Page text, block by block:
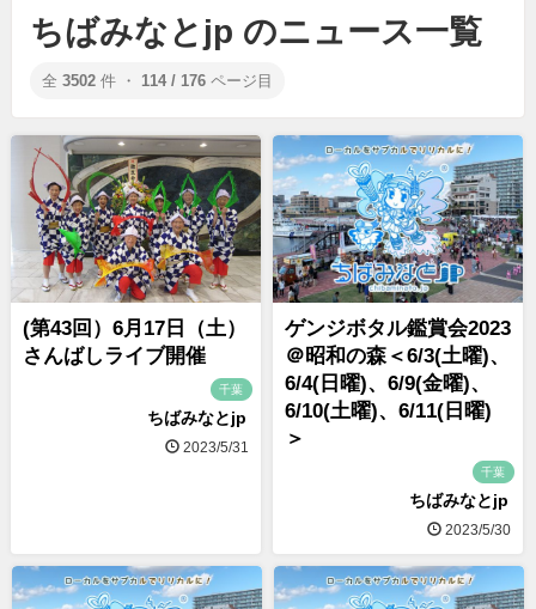
ちばみなとjp のニュース一覧
全 3502 件 ・ 114 / 176 ページ目
(第43回）6月17日（土）
さんばしライブ開催
千葉
ちばみなとjp
2023/5/31
ゲンジボタル鑑賞会2023
＠昭和の森＜6/3(土曜)、
6/4(日曜)、6/9(金曜)、
6/10(土曜)、6/11(日曜)
＞
千葉
ちばみなとjp
2023/5/30